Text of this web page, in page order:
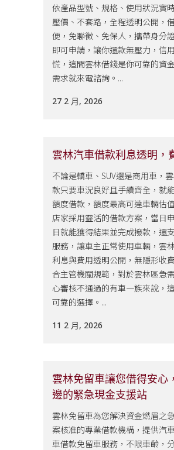
依產品型號、規格、使用狀況實
壓價、不套路，全程透明公開，
便，免聯徵、免保人，攜帶身分
即可申請，讓你還款無壓力，信
慌，這間雲林借錢是你可靠的資
需求就來電諮詢。...
27 2 月, 2026
雲林汽車借款利息透明，
不論是轎車、SUV還是商用車，
款只要車況良好且手續齊全，就
額度借款，額度最高可達車輛估
店家採用靈活的借款方案，當日
日就能獲得結果並完成撥款，還
服務，讓車主正常使用車輛，雲
利息與費用透明公開，無隱形收
合主管機關規範，對於雲林區急
心審核不通過的有車一族來說，
可靠的選擇。...
11 2 月, 2026
雲林免留車讓您借得安心
邊的緊急現金支援站
雲林免留車為您解決資金燃眉之
案核准的專業借款機構，提供汽
車借款免留車服務，不限車齡，